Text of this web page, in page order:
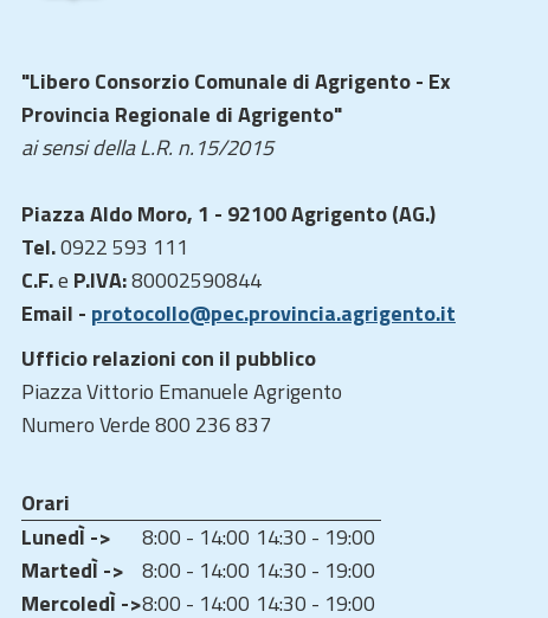
"Libero Consorzio Comunale di Agrigento - Ex
Provincia Regionale di Agrigento"
ai sensi della L.R. n.15/2015
Piazza Aldo Moro, 1 - 92100 Agrigento (AG.)
Tel.0922 593 111
C.F.e P.IVA:80002590844
Email - protocollo@pec.provincia.agrigento.it
Ufficio relazioni con il pubblico
Piazza Vittorio Emanuele Agrigento
Numero Verde 800 236 837
Orari
LunedÌ ->
8:00 - 14:00 14:30 - 19:00
MartedÌ -> 8:00 - 14:00 14:30 - 19:00
MercoledÌ ->8:00 - 14:00 14:30 - 19:00